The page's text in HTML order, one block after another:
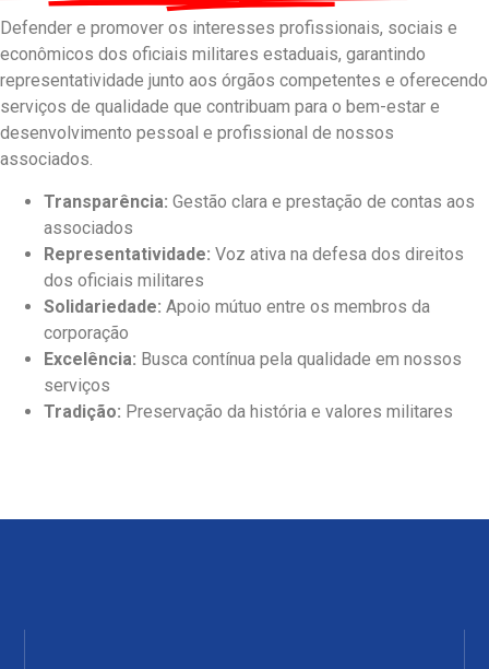
Defender e promover os interesses profissionais, sociais e
econômicos dos oficiais militares estaduais, garantindo
representatividade junto aos órgãos competentes e oferecendo
serviços de qualidade que contribuam para o bem-estar e
desenvolvimento pessoal e profissional de nossos
associados.
Transparência: Gestão clara e prestação de contas aos
associados
Representatividade: Voz ativa na defesa dos direitos
dos oficiais militares
Solidariedade: Apoio mútuo entre os membros da
corporação
Excelência: Busca contínua pela qualidade em nossos
serviços
Tradição: Preservação da história e valores militares